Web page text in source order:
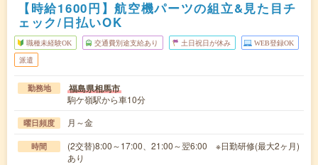
【時給1600円】航空機パーツの組立&見た目チ
ェック/日払いOK
職種未経験OK 交通費別途支給あり 土日祝日が休み WEB登録OK
派遣
勤務地 福島県相馬市
駒ケ嶺駅から車10分
曜日頻度 月～金
時間
(2交替)8:00～17:00、21:00～翌6:00 ※日勤研修(最大2ヶ月)
あり